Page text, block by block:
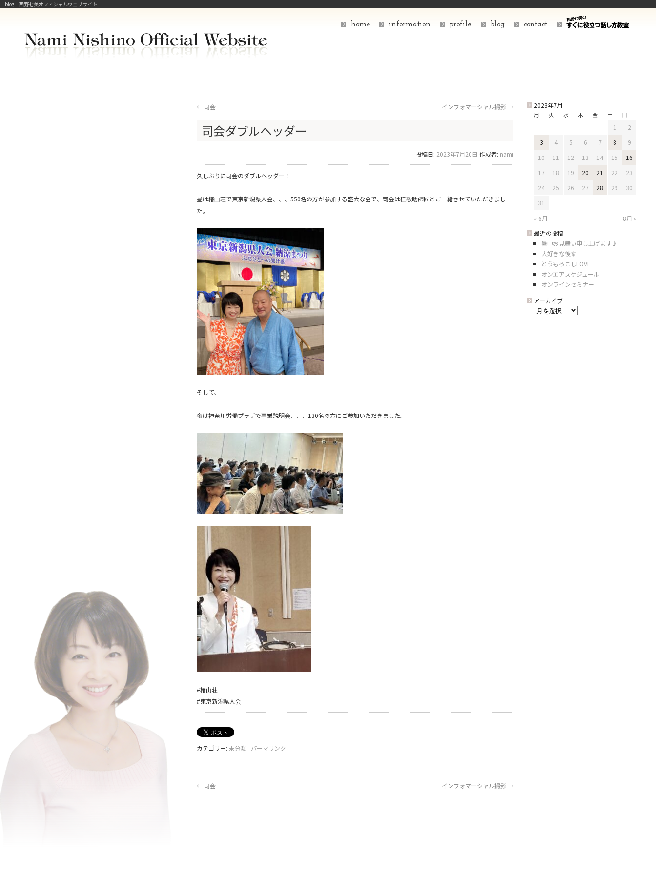
blog｜西野七美オフィシャルウェブサイト
home information profile blog contact
←司会 インフォマーシャル撮影 →
司会ダブルヘッダー
投稿日: 2023年7月20日 作成者: nami
久しぶりに司会のダブルヘッダー！
昼は椿山荘で東京新潟県人会、、、550名の方が参加する盛大な会で、司会は桂歌助師匠とご一緒させていただきまし
た。
そして、
夜は神奈川労働プラザで事業説明会、、、130名の方にご参加いただきました。
#椿山荘
#東京新潟県人会
カテゴリー:未分類 パーマリンク
←司会 インフォマーシャル撮影 →
2023年7月
月 火 水 木 金 土 日
1
2
3
4 5 6 7 8
9
10
11 12 13 14 15
16
17
18 19 20 21 22
23
24
25 26 27 28 29
30
31
« 6月
8月 »
最近の投稿
暑中お見舞い申し上げます♪
大好きな後輩
とうもろこしLOVE
オンエアスケジュール
オンラインセミナー
アーカイブ
ア